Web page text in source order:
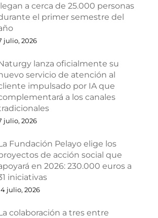
a cerca de 25.000 personas
el primer semestre del
julio, 2026
lanza oficialmente su
servicio de atención al
impulsado por IA que
a los canales
julio, 2026
Fundación Pelayo elige los
de acción social que
en 2026: 230.000 euros a
iniciativas
julio, 2026
colaboración a tres entre